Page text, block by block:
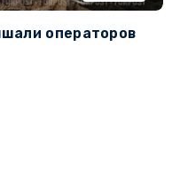
операторов